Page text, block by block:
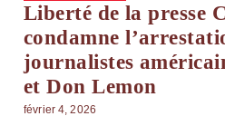
Liberté de la presse
condamne
journalistes
et Don Lemon
février 4, 2026